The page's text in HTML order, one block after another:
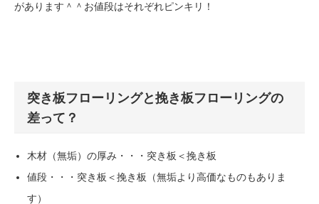
があります＾＾お値段はそれぞれピンキリ！
突き板フローリングと挽き板フローリングの
差って？
木材（無垢）の厚み・・・突き板＜挽き板
値段・・・突き板＜挽き板（無垢より高価なものもありま
す）